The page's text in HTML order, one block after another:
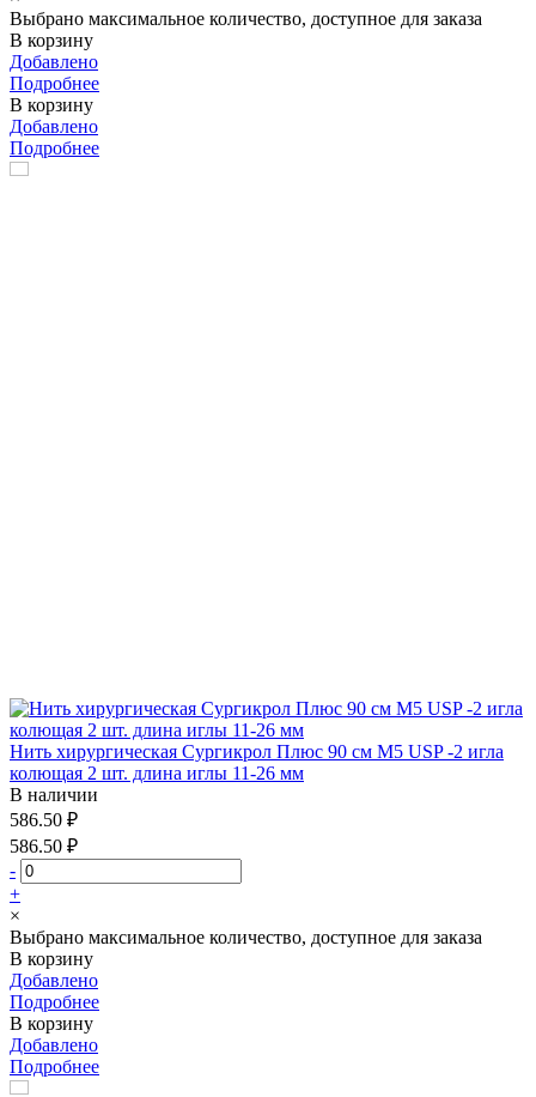
Выбрано максимальное количество, доступное для заказа
В корзину
Добавлено
Подробнее
В корзину
Добавлено
Подробнее
Нить хирургическая Сургикрол Плюс 90 см М5 USP -2 игла
колющая 2 шт. длина иглы 11-26 мм
В наличии
586.50 ₽
586.50 ₽
-
+
×
Выбрано максимальное количество, доступное для заказа
В корзину
Добавлено
Подробнее
В корзину
Добавлено
Подробнее